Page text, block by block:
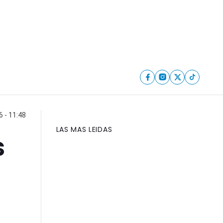
- 11:48
LAS MAS LEIDAS